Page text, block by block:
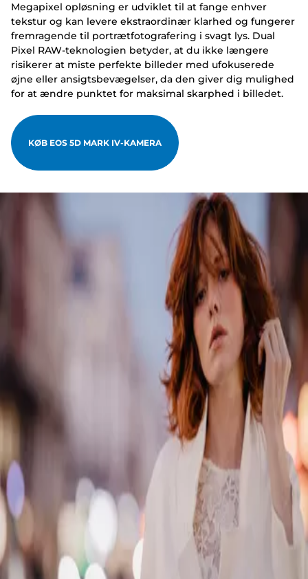
Megapixel opløsning er udviklet til at fange enhver
tekstur og kan levere ekstraordinær klarhed og fungerer
fremragende til portrætfotografering i svagt lys. Dual
Pixel RAW-teknologien betyder, at du ikke længere
risikerer at miste perfekte billeder med ufokuserede
øjne eller ansigtsbevægelser, da den giver dig mulighed
for at ændre punktet for maksimal skarphed i billedet.
KØB EOS 5D MARK IV-KAMERA